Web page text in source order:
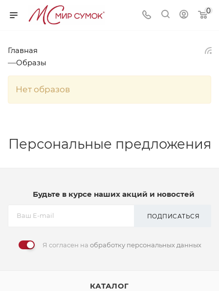
0
Главная
—Образы
Нет образов
Персональные предложения
Будьте в курсе наших акций и новостей
ПОДПИСАТЬСЯ
Я согласен на обработку персональных данных
КАТАЛОГ